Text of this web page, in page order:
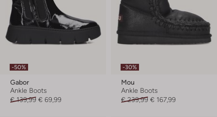
-50%
Gabor
Ankle Boots
€ 139,99 € 69,99
-30%
Mou
Ankle Boots
€ 239,99 € 167,99